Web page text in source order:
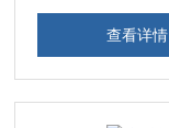
查看详情